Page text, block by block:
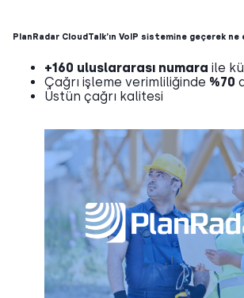
PlanRadar CloudTalk’ın VoIP sistemine geçerek
+160 uluslararası numara ile
Çağrı işleme verimliliğinde %70
Üstün çağrı kalitesi